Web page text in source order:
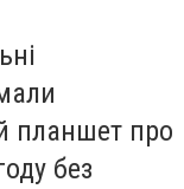
планшет про
без